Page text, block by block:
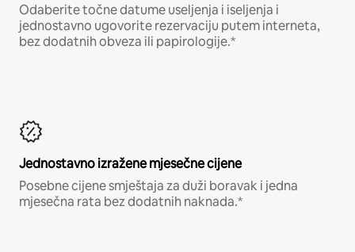
Odaberite točne datume useljenja i iseljenja i
jednostavno ugovorite rezervaciju putem interneta,
bez dodatnih obveza ili papirologije.*
Jednostavno izražene mjesečne cijene
Posebne cijene smještaja za duži boravak i jedna
mjesečna rata bez dodatnih naknada.*